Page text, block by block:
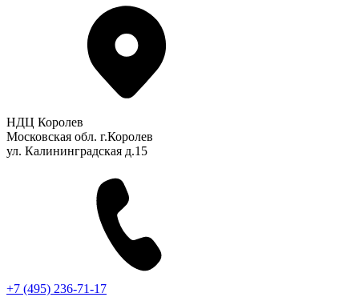
НДЦ Королев
Московская обл. г.Королев
ул. Калининградская д.15
+7 (495) 236-71-17